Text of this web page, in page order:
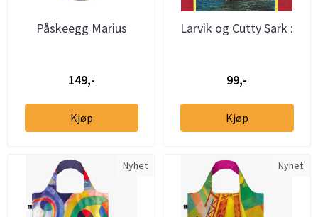
Påskeegg Marius
149,-
Kjøp
Larvik og Cutty Sark :
99,-
Kjøp
Nyhet Nyhet